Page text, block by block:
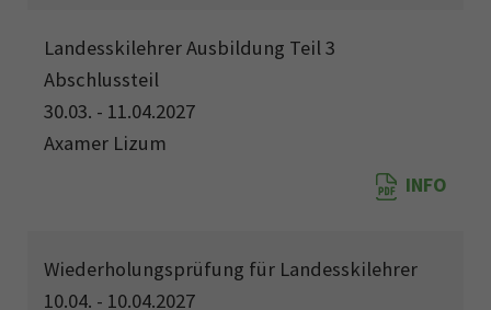
Landesskilehrer Ausbildung Teil 3
Abschlussteil
30.03. - 11.04.2027
Axamer Lizum
INFO
Wiederholungsprüfung für Landesskilehrer
10.04. - 10.04.2027